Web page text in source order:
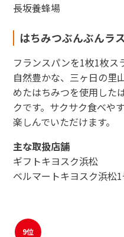
長坂養蜂場
はちみつぶんぶんラ
フランスパンを1枚1枚ス
自然豊かな、三ヶ日の里
めたはちみつを使用した
クです。サクサク食べや
楽しんでいただけます。
主な取扱店舗
ギフトキヨスク浜松
ベルマートキヨスク浜松
9位